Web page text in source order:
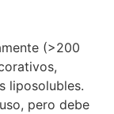
(>200
liposolubles.
pero debe